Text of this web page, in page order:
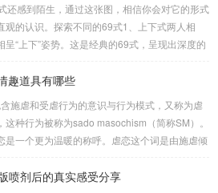
还感到陌生，通过这张图，相信你会对它的形式
观的认识。探索不同的69式1、上下式两人相
呈“上下”姿势。这是经典的69式，呈现出深度的
。这种体位让双方能更轻松地互相口爱。3、立
方身体素质，需慎重尝试。侧躺式的舒适之处这
之处在于，女性可以更轻松地掌控伴侣的口舌刺
疲劳。男性则可通过合适的角度和...
趣道具有哪些
施虐和受虐行为的意识与行为模式，又称为虐
这种行为被称为sado masochism（简称SM）。
是一个更为温暖的称呼。虐恋这个词是由施虐倾
们通常所说的SM。SM情趣道具包括捆绑和束
喷剂后的真实感受分享